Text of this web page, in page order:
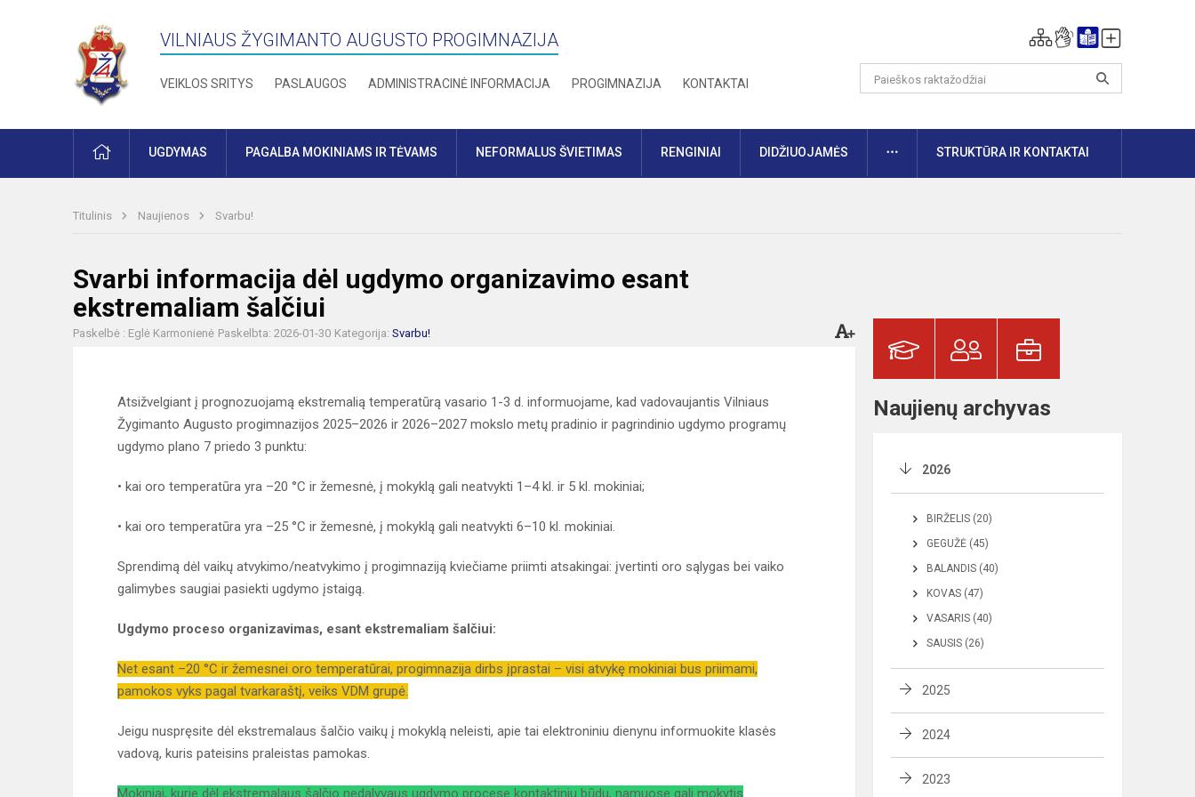
VILNIAUS ŽYGIMANTO AUGUSTO PROGIMNAZIJA
VEIKLOS SRITYS PASLAUGOS ADMINISTRACINĖ INFORMACIJA PROGIMNAZIJA KONTAKTAI
PRADŽIAUGDYMAS PAGALBA MOKINIAMS IR TĖVAMS NEFORMALUS ŠVIETIMAS RENGINIAI DIDŽIUOJAMĖS DAUGIAUSTRUKTŪRA IR KONTAKTAI
Titulinis Naujienos Svarbu!
Svarbi informacija dėl ugdymo organizavimo esant
ekstremaliam šalčiui
Paskelbė : Eglė Karmonienė Paskelbta: 2026-01-30 Kategorija: Svarbu!
Atsižvelgiant į prognozuojamą ekstremalią temperatūrą vasario 1-3 d. informuojame, kad vadovaujantis Vilniaus
Žygimanto Augusto progimnazijos 2025–2026 ir 2026–2027 mokslo metų pradinio ir pagrindinio ugdymo programų
ugdymo plano 7 priedo 3 punktu:
• kai oro temperatūra yra –20 °C ir žemesnė, į mokyklą gali neatvykti 1–4 kl. ir 5 kl. mokiniai;
• kai oro temperatūra yra –25 °C ir žemesnė, į mokyklą gali neatvykti 6–10 kl. mokiniai.
Sprendimą dėl vaikų atvykimo/neatvykimo į progimnaziją kviečiame priimti atsakingai: įvertinti oro sąlygas bei vaiko
galimybes saugiai pasiekti ugdymo įstaigą.
Ugdymo proceso organizavimas, esant ekstremaliam šalčiui:
Net esant –20 °C ir žemesnei oro temperatūrai, progimnazija dirbs įprastai – visi atvykę mokiniai bus priimami,
pamokos vyks pagal tvarkaraštį, veiks VDM grupė.
Jeigu nuspręsite dėl ekstremalaus šalčio vaikų į mokyklą neleisti, apie tai elektroniniu dienynu informuokite klasės
vadovą, kuris pateisins praleistas pamokas.
Mokiniai, kurie dėl ekstremalaus šalčio nedalyvaus ugdymo procese kontaktiniu būdu, namuose gali mokytis
Naujienų archyvas
2026
BIRŽELIS (20)
GEGUŽĖ (45)
BALANDIS (40)
KOVAS (47)
VASARIS (40)
SAUSIS (26)
2025
2024
2023